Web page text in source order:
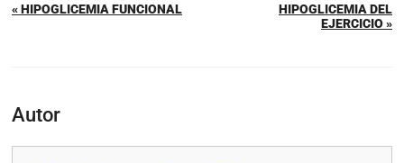
« HIPOGLICEMIA FUNCIONAL
HIPOGLICEMIA DEL
EJERCICIO »
Autor